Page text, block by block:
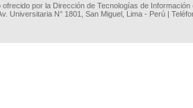
ofrecido por la Dirección de Tecnologías de
Universitaria N° 1801, San Miguel, Lima - Perú |